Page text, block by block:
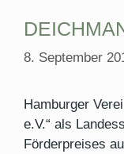
8. September
Hamburger
e.V.“ als
Förderpreises